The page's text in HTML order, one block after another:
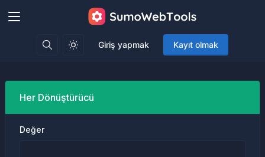
Giriş yapmak Kayıt olmak
Her Dönüştürücü
Değer